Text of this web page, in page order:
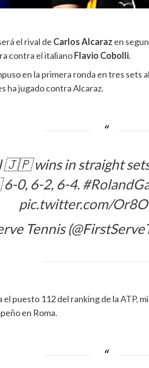
el rival de Carlos Alcaraz en
contra el italianoFlavio Cobolli.
en la primera ronda en tres sets
ha jugado contra Alcaraz.
🇯🇵 wins in straight
0, 6-2, 6-4.
pic.twitter.com/
Tennis
el puesto 112 del ranking de laATP,
en Roma.